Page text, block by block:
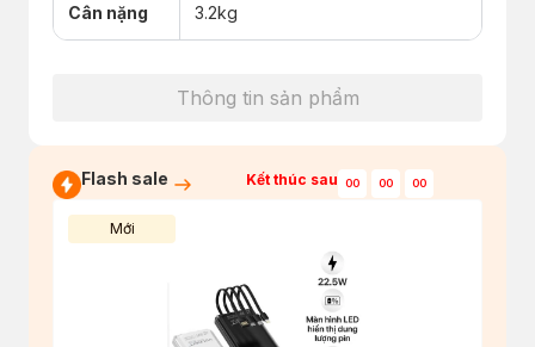
Thông tin sản phẩm
Cân nặng 3.2kg
Flash sale Kết thúc sau 00 00 00
Mới